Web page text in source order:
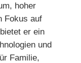
hoher
Fokus auf
er ein
und
Familie,